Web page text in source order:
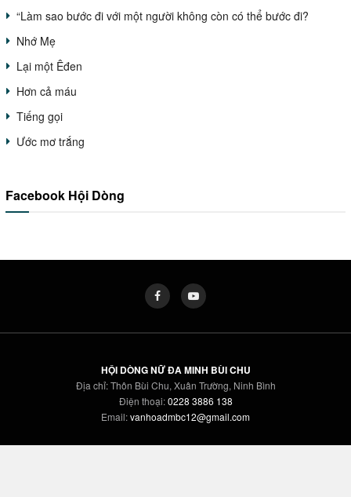
“Làm sao bước đi với một người không còn có thể bước đi?
Nhớ Mẹ
Lại một Êđen
Hơn cả máu
Tiếng gọi
Ước mơ trắng
Facebook Hội Dòng
HỘI DÒNG NỮ ĐA MINH BÙI CHU
Địa chỉ: Thôn Bùi Chu, Xuân Trường, Ninh Bình
Điện thoại:0228 3886 138
Email:vanhoadmbc12@gmail.com